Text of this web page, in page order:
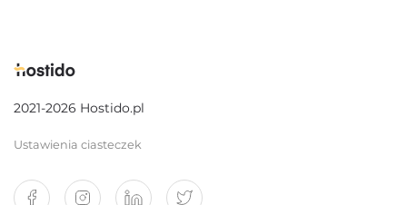
2021-2026 Hostido.pl
Ustawienia ciasteczek